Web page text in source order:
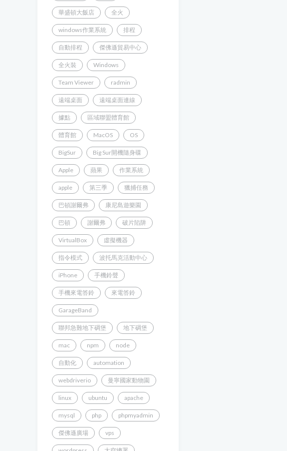
華盛頓大飯店 全火
windows作業系統 排程
自動排程 傑佛遜貿易中心
全火裝 Windows
Team Viewer radmin
遠端桌面 遠端桌面連線
據點 區域聯盟體育館
體育館 MacOS OS
BigSur Big Sur開機隨身碟
Apple 蘋果 作業系統
apple 第三季 獵捕任務
巴頓謝爾弗 康尼島遊樂園
巴頓 謝爾弗 破片陷阱
VirtualBox 虛擬機器
指令模式 波托馬克活動中心
iPhone 手機鈴聲
手機來電答鈴 來電答鈴
GarageBand
聯邦急難地下碉堡 地下碉堡
mac npm node
自動化 automation
webdriverio 曼寧國家動物園
linux ubuntu apache
mysql php phpmyadmin
傑佛遜廣場 vps